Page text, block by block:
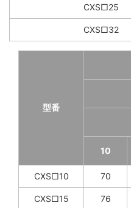
CXS□25
CXS□32
型番
10
CXS□10 70
CXS□15 76